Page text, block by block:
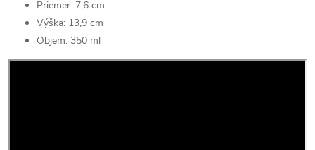
Priemer: 7,6 cm
Výška: 13,9 cm
Objem: 350 ml